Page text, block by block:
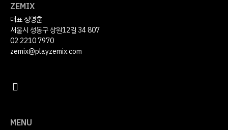
ZEMIX
대표 정명훈
서울시 성동구 상원12길 34 807
02 2210 7970
zemix@playzemix.com
MENU